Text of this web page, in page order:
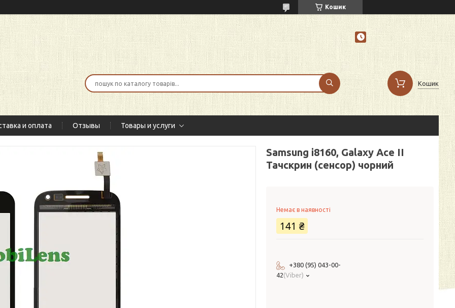
Кошик
Кошик
и оплата Отзывы Товары и услуги
Samsung i8160, Galaxy Ace II
Тачскрин (сенсор) чорний
Немає в наявності
141 ₴
+380 (95) 043-00-
42 Viber